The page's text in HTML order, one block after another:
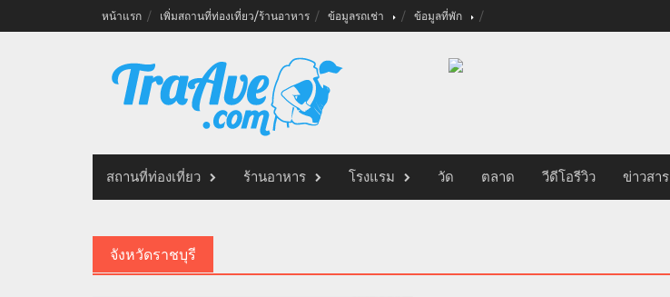
to
หน้าแรก เพิ่มสถานที่ท่องเที่ยว/ร้านอาหาร ข้อมูลรถเช่า ข้อมูลที่พัก
สถานที่ท่องเที่ยว ร้านอาหาร โรงแรม วัด ตลาด วีดีโอรีวิว ข่าวสาร
จังหวัดราชบุรี